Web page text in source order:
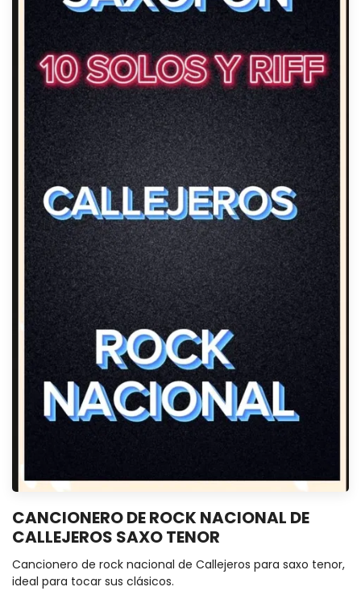
CANCIONERO DE ROCK NACIONAL DE
CALLEJEROS SAXO TENOR
Cancionero de rock nacional de Callejeros para saxo tenor,
ideal para tocar sus clásicos.